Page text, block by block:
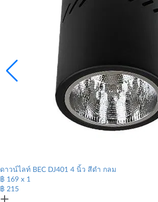
ดาวน์ไลท์ BEC DJ401 4 นิ้ว สีดำ กลม
฿ 169 x 1
฿ 215